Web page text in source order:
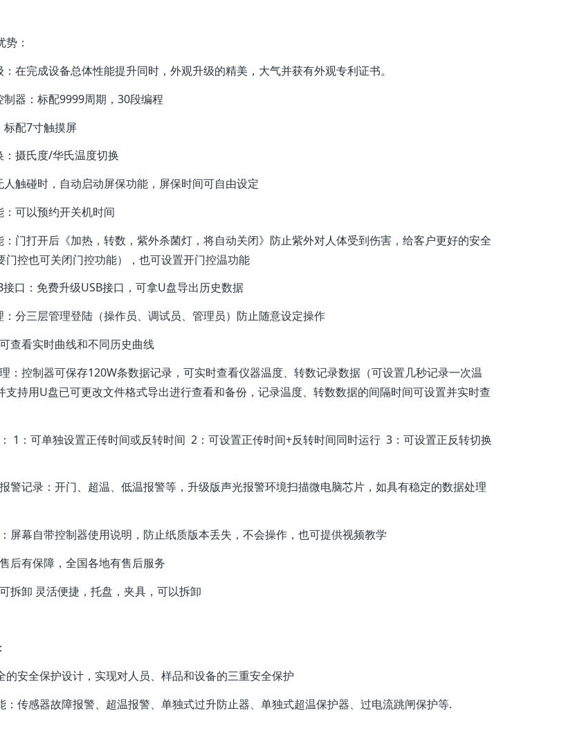
势：
：在完成设备总体性能提升同时，外观升级的精美，大气并获有外观专利证书。
制器：标配9999周期，30段编程
标配7寸触摸屏
：摄氏度/华氏温度切换
人触碰时，自动启动屏保功能，屏保时间可自由设定
：可以预约开关机时间
：门打开后《加热，转数，紫外杀菌灯，将自动关闭》防止紫外对人体受到伤害，给客户更好的安全
门控也可关闭门控功能），也可设置开门控温功能
接口：免费升级USB接口，可拿U盘导出历史数据
：分三层管理登陆（操作员、调试员、管理员）防止随意设定操作
查看实时曲线和不同历史曲线
：控制器可保存120W条数据记录，可实时查看仪器温度、转数记录数据（可设置几秒记录一次温
支持用U盘已可更改文件格式导出进行查看和备份，记录温度、转数数据的间隔时间可设置并实时查
1：可单独设置正传时间或反转时间 2：可设置正传时间+反转时间同时运行 3：可设置正反转切换
警记录：开门、超温、低温报警等，升级版声光报警环境扫描微电脑芯片，如具有稳定的数据处理
屏幕自带控制器使用说明，防止纸质版本丢失，不会操作，也可提供视频教学
后有保障，全国各地有售后服务
拆卸 灵活便捷，托盘，夹具，可以拆卸
安全保护设计，实现对人员、样品和设备的三重安全保护
传感器故障报警、超温报警、单独式过升防止器、单独式超温保护器、过电流跳闸保护等.